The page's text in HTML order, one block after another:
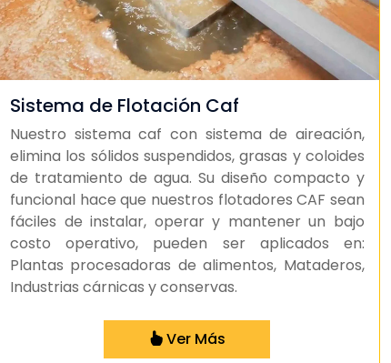
Sistema de Flotación Caf
Nuestro sistema caf con sistema de aireación,
elimina los sólidos suspendidos, grasas y coloides
de tratamiento de agua. Su diseño compacto y
funcional hace que nuestros flotadores CAF sean
fáciles de instalar, operar y mantener un bajo
costo operativo, pueden ser aplicados en:
Plantas procesadoras de alimentos, Mataderos,
Industrias cárnicas y conservas.
Ver Más